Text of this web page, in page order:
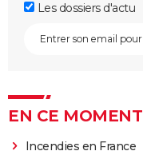
Les dossiers d'actu
EN CE MOMENT
Incendies en France